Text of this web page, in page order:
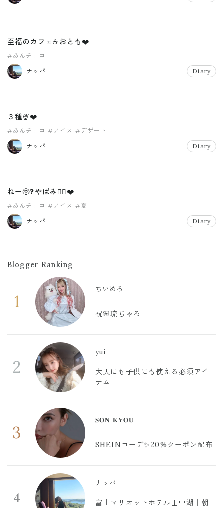
至福のカフェ☕️おとも❤️
#あんチョコ
ナッパ Diary
３種🍨❤️
#あんチョコ #アイス #デザート
ナッパ Diary
ねー🥺❓やばみ😵‍💫❤️
#あんチョコ #アイス #夏
ナッパ Diary
Blogger Ranking
1
ちいめろ
祝🌸琉ちゃろ
2
yui
大人にも子供にも使える必須アイ
テム
3
𝐒𝐎𝐍 𝐊𝐘𝐎𝐔
SHEINコーデ✨20%クーポン配布
4
ナッパ
富士マリオットホテル山中湖｜朝